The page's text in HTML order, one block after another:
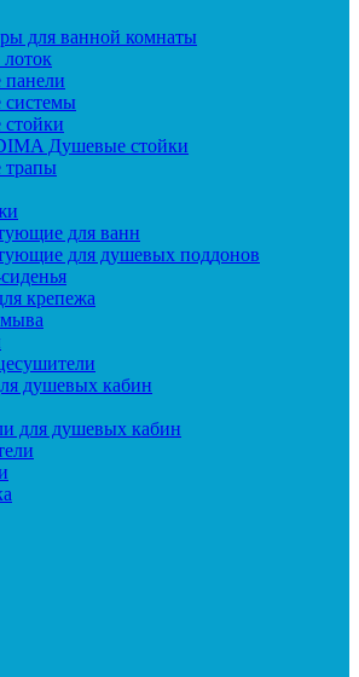
для ванной комнаты
Душевые стойки
для ванн
для душевых поддонов
крепежа
душевых кабин
для душевых кабин